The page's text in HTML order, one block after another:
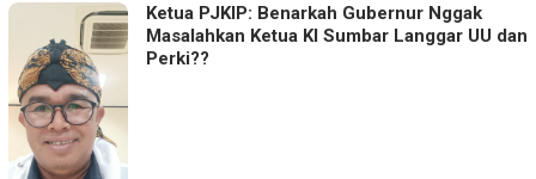
Ketua PJKIP: Benarkah Gubernur Nggak
Masalahkan Ketua KI Sumbar Langgar UU dan
Perki??